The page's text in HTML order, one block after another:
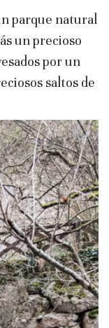
parque natural
un precioso
por un
saltos de